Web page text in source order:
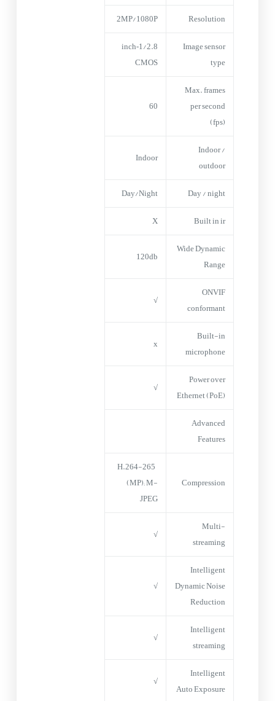
Resolution
2MP/1080P
Image sensor
type
1/2.8‑inch
CMOS
Max. frames
per second
(fps)
60
Indoor /
outdoor
Indoor
Day / night
Day/Night
Built in ir
X
Wide Dynamic
Range
120db
ONVIF
conformant
√
Built-in
microphone
x
Power over
Ethernet (PoE)
√
Advanced
Features
Compression
H.264-265
(MP); M-
JPEG
Multi-
streaming
√
Intelligent
Dynamic Noise
Reduction
√
Intelligent
streaming
√
Intelligent
Auto Exposure
√